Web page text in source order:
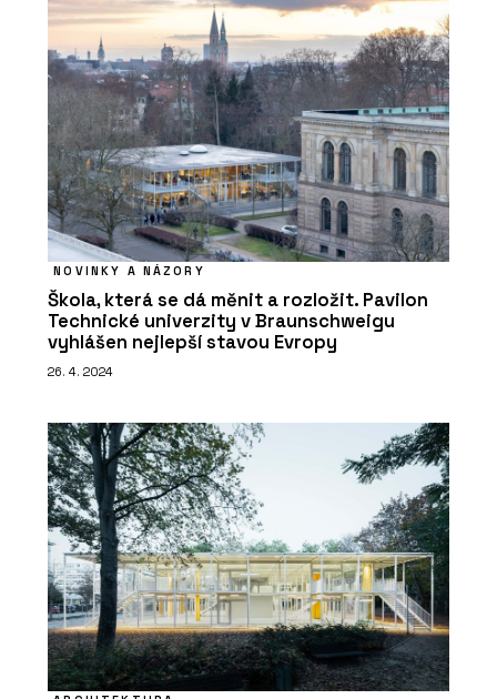
NOVINKY A NÁZORY
Škola, která se dá měnit a rozložit. Pavilon
Technické univerzity v Braunschweigu
vyhlášen nejlepší stavou Evropy
26. 4. 2024